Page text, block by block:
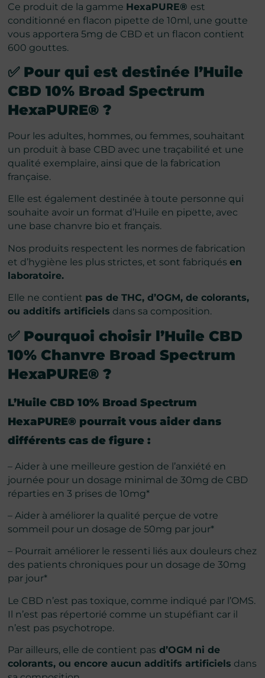
Ce produit de la gamme HexaPURE® est
conditionné en flacon pipette de 10ml, une goutte
vous apportera 5mg de CBD et un flacon contient
600 gouttes.
✅ Pour qui est destinée l’Huile
CBD 10% Broad Spectrum
HexaPURE®?
Pour les adultes, hommes, ou femmes, souhaitant
un produit à base CBD avec une traçabilité et une
qualité exemplaire, ainsi que de la fabrication
française.
Elle est également destinée à toute personne qui
souhaite avoir un format d’Huile en pipette, avec
une base chanvre bio et français.
Nos produits respectent les normes de fabrication
et d’hygiène les plus strictes, et sont fabriquésen
laboratoire.
Elle ne contient pas de THC, d’OGM, de colorants,
ou additifs artificiels dans sa composition.
✅ Pourquoi choisir l’Huile CBD
10% Chanvre Broad Spectrum
HexaPURE® ?
L’Huile CBD 10% Broad Spectrum
HexaPURE® pourrait vous aider dans
différents cas de figure :
– Aider à une meilleure gestion de l’anxiété en
journée pour un dosage minimal de 30mg de CBD
réparties en 3 prises de 10mg*
– Aider à améliorer la qualité perçue de votre
sommeil pour un dosage de 50mg par jour*
– Pourrait améliorer le ressenti liés aux douleurs chez
des patients chroniques pour un dosage de 30mg
par jour*
Le CBD n’est pas toxique, comme indiqué par l’OMS.
Il n’est pas répertorié comme un stupéfiant car il
n’est pas psychotrope.
Par ailleurs, elle de contient pas d’OGM ni de
colorants, ou encore aucun additifs artificiels dans